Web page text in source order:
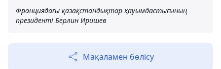
Франциядағы қазақстандықтар қауымдастығының
президенті Берлин Иришев
Мақаламен бөлісу